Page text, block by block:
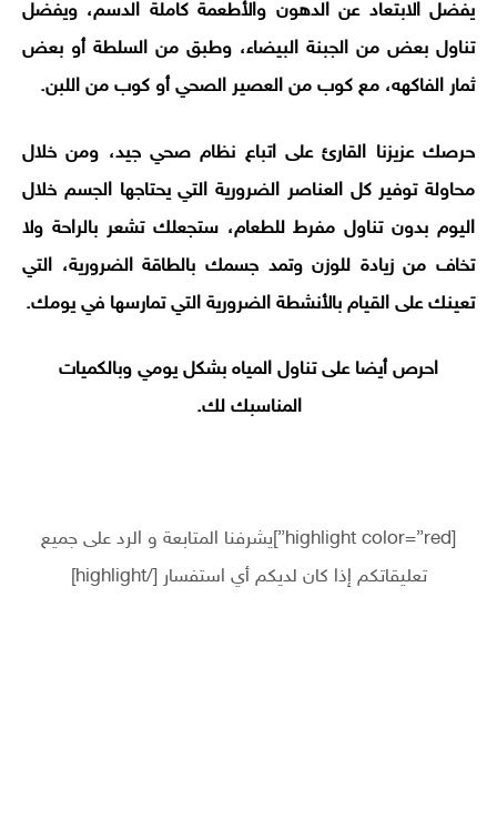
يفضل الابتعاد عن الدهون والأطعمة كاملة الدسم، ويفضل
تناول بعض من الجبنة البيضاء، وطبق من السلطة أو بعض
ثمار الفاكهه، مع كوب من العصير الصحي أو كوب من اللبن.
حرصك عزيزنا القارئ على اتباع نظام صحي جيد، ومن خلال
محاولة توفير كل العناصر الضرورية التي يحتاجها الجسم خلال
اليوم بدون تناول مفرط للطعام، ستجعلك تشعر بالراحة ولا
تخاف من زيادة للوزن وتمد جسمك بالطاقة الضرورية، التي
تعينك على القيام بالأنشطة الضرورية التي تمارسها في يومك.
احرص أيضا على تناول المياه بشكل يومي وبالكميات
المناسبك لك.
[highlight color=”red”]يشرفنا المتابعة و الرد على جميع
تعليقاتكم إذا كان لديكم أي استفسار [/highlight]